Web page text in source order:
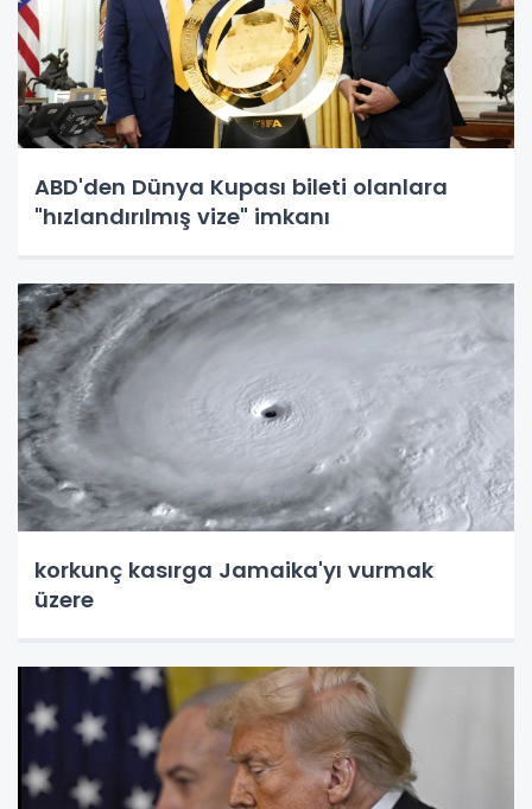
ABD'den Dünya Kupası bileti olanlara
"hızlandırılmış vize" imkanı
korkunç kasırga Jamaika'yı vurmak
üzere